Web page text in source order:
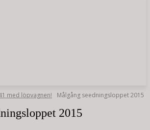
med löpvagnen! Målgång seedningsloppet 2015
2015